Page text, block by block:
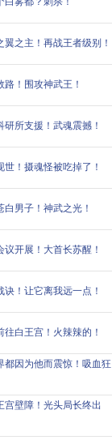
之主！再战王者级别！
！围攻神武王！
所支援！武魂震撼！
！摄魂怪被吃掉了！
男子！神武之光！
开展！大首长苏醒！
！让它离我远一点！
白王宫！火辣辣的！
都因为他而震惊！吸血狂
宫壁障！光头局长终出